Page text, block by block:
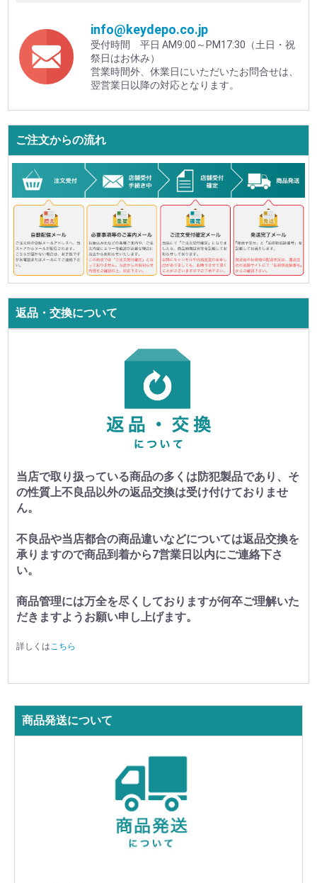
info@keydepo.co.jp
受付時間 平日 AM9:00～PM17:30（土日・祝
祭日はお休み）
営業時間外、休業日にいただいたお問合せは、
翌営業日以降の対応となります。
ご注文からの流れ
返品・交換について
当店で取り扱っている商品の多くは防犯製品であり、そ
の性質上不良品以外の返品交換は受け付けておりませ
ん。
不良品や当店都合の商品違いなどについては返品交換を
承りますので商品到着から7営業日以内にご連絡下さ
い。
商品管理には万全を尽くしておりますが何卒ご理解いた
だきますようお願い申し上げます。
詳しくはこちら
商品発送について